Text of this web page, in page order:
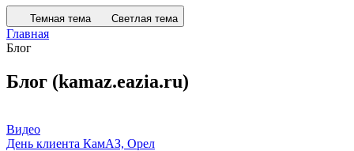
Темная тема Светлая тема
Главная
Блог
Блог (kamaz.eazia.ru)
Видео
День клиента КамАЗ, Орел